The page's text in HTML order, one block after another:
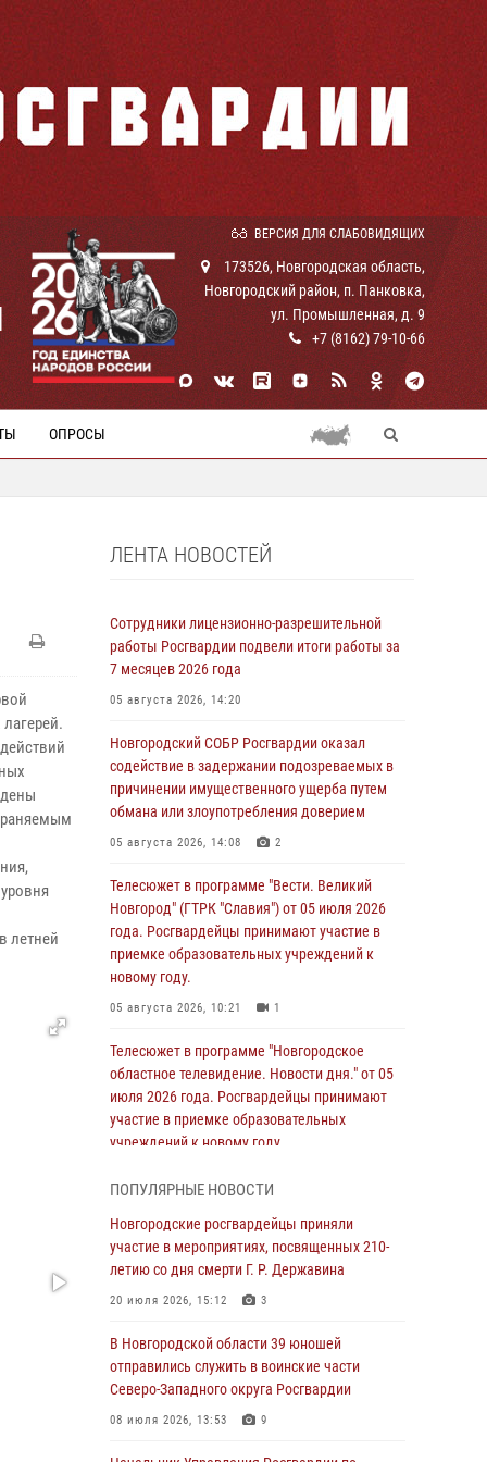
ВЕРСИЯ ДЛЯ СЛАБОВИДЯЩИХ
173526, Новгородская область,
Новгородский район, п. Панковка,
ул. Промышленная, д. 9
+7 (8162) 79-10-66
ОПРОСЫ
летней
ЛЕНТА НОВОСТЕЙ
Сотрудники лицензионно-разрешительной
работы Росгвардии подвели итоги работы за
7 месяцев 2026 года
05 августа 2026, 14:20
Новгородский СОБР Росгвардии оказал
содействие в задержании подозреваемых в
причинении имущественного ущерба путем
обмана или злоупотребления доверием
05 августа 2026, 14:08 2
Телесюжет в программе "Вести. Великий
Новгород" (ГТРК "Славия") от 05 июля 2026
года. Росгвардейцы принимают участие в
приемке образовательных учреждений к
новому году.
05 августа 2026, 10:21 1
Телесюжет в программе "Новгородское
областное телевидение. Новости дня." от 05
июля 2026 года. Росгвардейцы принимают
участие в приемке образовательных
учреждений к новому году.
Росгвардейцы из Великого Новгорода стали
Чемпионате Северо-Западного округа
встретились с детьми из детского лагеря
04 августа 2026, 09:13
Новгородские росгвардейцы за неделю
ПОПУЛЯРНЫЕ НОВОСТИ
Новгородские росгвардейцы приняли
участие в мероприятиях, посвященных 210-
летию со дня смерти Г. Р. Державина
20 июля 2026, 15:12 3
В Новгородской области 39 юношей
отправились служить в воинские части
Северо-Западного округа Росгвардии
08 июля 2026, 13:53 9